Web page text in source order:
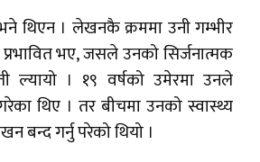
थिएन । लेखनकै क्रममा उनी गम्भीर
भए, जसले उनको सिर्जनात्मक
ल्यायो । १९ वर्षको उमेरमा उनले
थिए । तर बीचमा उनको स्वास्थ्य
बन्द गर्नु परेको थियो ।